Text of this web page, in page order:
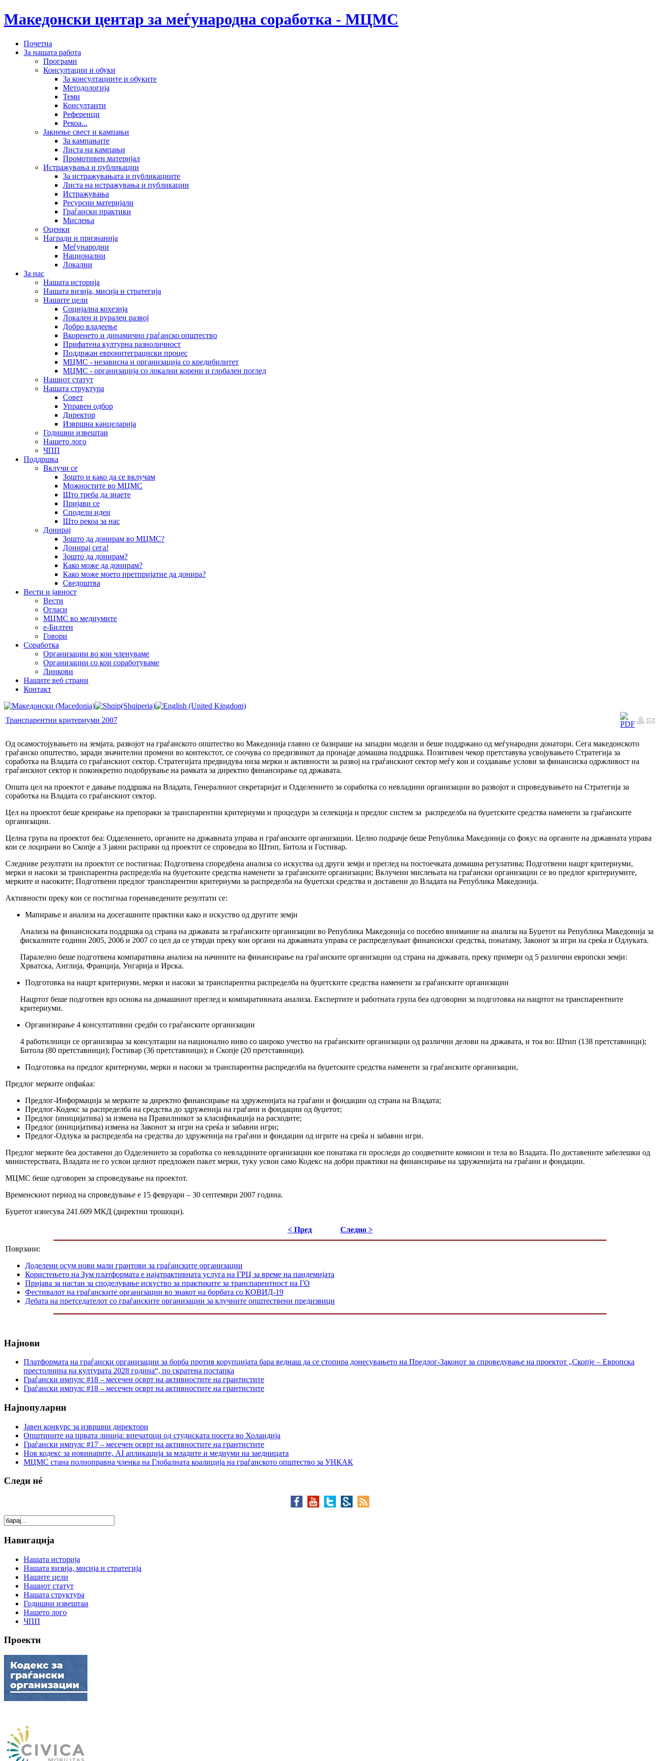
Македонски центар за меѓународна соработка - МЦМС
Почетна
За нашата работа
Програми
Консултации и обуки
За консултациите и обуките
Методологија
Теми
Консултанти
Референци
Рекоа...
Јакнење свест и кампањи
За кампањите
Листа на кампањи
Промотивен материјал
Истражувања и публикации
За истражувањата и публикациите
Листа на истражувања и публикации
Истражувања
Ресурсни материјали
Граѓански практики
Мислења
Оценки
Награди и признанија
Меѓународни
Национални
Локални
За нас
Нашата историја
Нашата визија, мисија и стратегија
Нашите цели
Социјална кохезија
Локален и рурален развој
Добро владеење
Вкоренето и динамично граѓанско општество
Прифатена културна разноличност
Поддржан евроинтеграциски процес
МЦМС - независна и организација со кредибилитет
МЦМС - организација со локални корени и глобален поглед
Нашиот статут
Нашата структура
Совет
Управен одбор
Директор
Извршна канцеларија
Годишни извештаи
Нашето лого
ЧПП
Поддршка
Вклучи се
Зошто и како да се вклучам
Можностите во МЦМС
Што треба да знаете
Пријави се
Сподели идеи
Што рекоа за нас
Донирај
Зошто да донирам во МЦМС?
Донирај сега!
Зошто да донирам?
Како може да донирам?
Како може моето претпријатие да донира?
Сведоштва
Вести и јавност
Вести
Огласи
МЦМС во медиумите
е-Билтен
Говори
Соработка
Организации во кои членуваме
Организации со кои соработуваме
Линкови
Нашите веб страни
Контакт
Транспарентни критериуми 2007
Од осамостојувањето на земјата, развојот на граѓанското општество во Македонија главно се базираше на западни модели и беше поддржано од меѓународни донатори. Сега македонското
граѓанско општество, заради значителни промени во контекстот, се соочува со предизвикот да пронајде домашна поддршка. Позитивен чекор претставува усвојувањето Стратегија за
соработка на Владата со граѓанскиот сектор. Стратегијата предвидува низа мерки и активности за развој на граѓанскиот сектор меѓу кои и создавање услови за финансиска одржливост на
граѓанскиот сектор и поконкретно подобрување на рамката за директно финансирање од државата.
Општа цел на проектот е давање поддршка на Владата, Генералниот секретаријат и Одделението за соработка со невладини организации во развојот и спроведувањето на Стратегија за
соработка на Владата со граѓанскиот сектор.
Цел на проектот беше креирање на препораки за транспарентни критериуми и процедури за селекција и предлог систем за распределба на буџетските средства наменети за граѓанските
организации.
Целна група на проектот беа: Одделението, органите на државната управа и граѓанските организации. Целно подрачје беше Република Македонија со фокус на органите на државната управа
кои се лоцирани во Скопје а 3 јавни расправи од проектот се спроведоа во Штип, Битола и Гостивар.
Следниве резултати на проектот се постигнаа: Подготвена споредбена анализа со искуства од други земји и преглед на постоечката домашна регулатива; Подготвени нацрт критериуми,
мерки и насоки за транспарентна распределба на буџетските средства наменети за граѓанските организации; Вклучени мислењата на граѓански организации се во предлог критериумите,
мерките и насоките; Подготвени предлог транспарентни критериуми за распределба на буџетски средства и доставени до Владата на Република Македонија.
Активности преку кои се постигнаа горенаведените резултати се:
Мапирање и анализа на досегашните практики како и искуство од другите земји
Анализа на финансиската поддршка од страна на државата за граѓанските организации во Република Македонија со посебно внимание на анализа на Буџетот на Република Македонија за
фискалните години 2005, 2006 и 2007 со цел да се утврди преку кои органи на државната управа се распределуваат финансиски средства, понатаму, Законот за игри на среќа и Одлуката.
Паралелно беше подготвена компаративна анализа на начините на финансирање на граѓанските организации од страна на државата, преку примери од 5 различни европски земји:
Хрватска, Англија, Франција, Унгарија и Ирска.
Подготовка на нацрт критериуми, мерки и насоки за транспарентна распределба на буџетските средства наменети за граѓанските организации
Нацртот беше подготвен врз основа на домашниот преглед и компаративната анализа. Експертите и работната група беа одговорни за подготовка на нацртот на транспарентните
критериуми.
Oрганизирање 4 консултативни средби со граѓанските организации
4 работилници се организираа за консултации на национално ниво со широко учество на граѓанските организации од различни делови на државата, и тоа во: Штип (138 претставници);
Битола (80 претставници); Гостивар (36 претставници); и Скопје (20 претставници).
Подготовка на предлог критериуми, мерки и насоки за транспарентна распределба на буџетските средства наменети за граѓанските организации,
Предлог мерките опфаќаа:
Предлог-Информација за мерките за директно финансирање на здруженијата на граѓани и фондации од страна на Владата;
Предлог-Кодекс за распределба на средства до здруженија на граѓани и фондации од буџетот;
Предлог (иницијатива) за измена на Правилникот за класификација на расходите;
Предлог (иницијатива) измена на Законот за игри на среќа и забавни игри;
Предлог-Одлука за распределба на средства до здруженија на граѓани и фондации од игрите на среќа и забавни игри.
Предлог мерките беа доставени до Одделението за соработка со невладините организации кое понатака ги проследи до соодветните комисии и тела во Владата. По доставените забелешки од
министерствата, Владата не го усвои целиот предложен пакет мерки, туку усвои само Кодекс на добри практики на финансирање на здруженијата на граѓани и фондации.
МЦМС беше одговорен за спроведување на проектот.
Временскиот период на спроведување е 15 февруари – 30 септември 2007 година.
Буџетот изнесува 241.609 МКД (директни трошоци).
< Пред Следно >
Поврзани:
Доделени осум нови мали грантови за граѓанските организации
Користењето на Зум платформата е најатрактивната услуга на ГРЦ за време на пандемијата
Пријава за настан за споделување искуство за практиките за транспарентност на ГО
Фестивалот на граѓанските организации во знакот на борбата со КОВИД-19
Дебата на претседателот со граѓанските организации за клучните општествени предизвици
Најнови
Платформата на граѓански организации за борба против корупцијата бара веднаш да се стопира донесувањето на Предлог-Законот за спроведување на проектот „Скопје – Европска
престолнина на културата 2028 година“, по скратена постапка
Граѓански импулс #18 – месечен осврт на активностите на грантистите
Граѓански импулс #18 – месечен осврт на активностите на грантистите
Најпопуларни
Јавен конкурс за извршни директори
Општините на првата линија: впечатоци од студиската посета во Холандија
Граѓански импулс #17 – месечен осврт на активностите на грантистите
Нов кодекс за новинарите, AI апликација за младите и медиуми на заедницата
МЦМС стана полноправна членка на Глобалната коалиција на граѓанското општество за УНКАК
Следи нé
Навигација
Нашата историја
Нашата визија, мисија и стратегија
Нашите цели
Нашиот статут
Нашата структура
Годишни извештаи
Нашето лого
ЧПП
Проекти